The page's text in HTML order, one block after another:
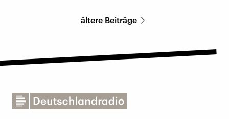
ältere Beiträge